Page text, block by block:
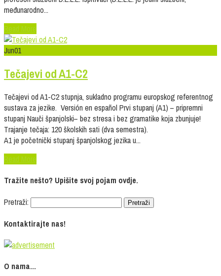
međunarodno...
Read More
Jun01
Tečajevi od A1-C2
Tečajevi od A1-C2 stupnja, sukladno programu europskog referentnog
sustava za jezike. Versión en español Prvi stupanj (A1) – pripremni
stupanj Nauči španjolski– bez stresa i bez gramatike koja zbunjuje!
Trajanje tečaja: 120 školskih sati (dva semestra).
A1 je početnički stupanj španjolskog jezika u...
Read More
Tražite nešto? Upišite svoj pojam ovdje.
Pretraži:
Kontaktirajte nas!
O nama…